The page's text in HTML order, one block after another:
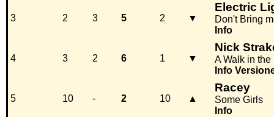
3 2 3 5 2 ▼
Electric
Don't Bring
Info
4 3 2 6 1 ▼
Nick
A Walk in the
Info
5 10 - 2 10 ▲
Racey
Some Girls
Info